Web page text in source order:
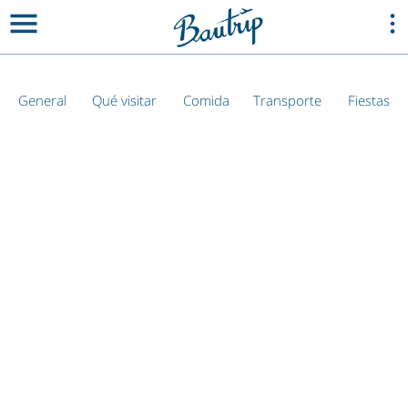
General Qué visitar Comida Transporte Fiestas